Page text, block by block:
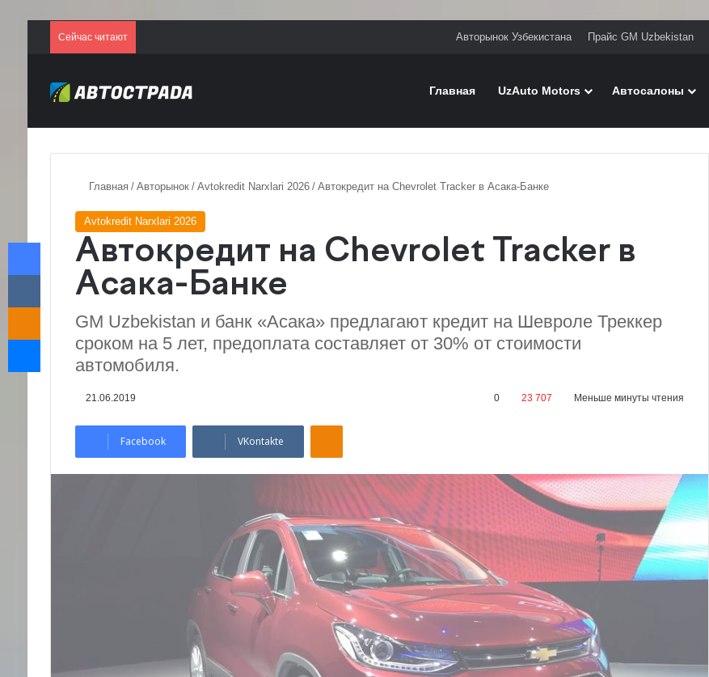
Сейчас читают Авторынок Узбекистана Прайс GM Uzbekistan
Главная UzAuto Motors Автосалоны
Главная / Авторынок / Avtokredit Narxlari 2026 / Автокредит на Chevrolet Tracker в Асака-Банке
Avtokredit Narxlari 2026
Автокредит на Chevrolet Tracker в
Асака-Банке
GM Uzbekistan и банк «Асака» предлагают кредит на Шевроле Треккер
сроком на 5 лет, предоплата составляет от 30% от стоимости
автомобиля.
21.06.2019 0 23 707 Меньше минуты чтения
Facebook VKontakte
Odnoklassniki
Facebook
VKontakte
Messenger